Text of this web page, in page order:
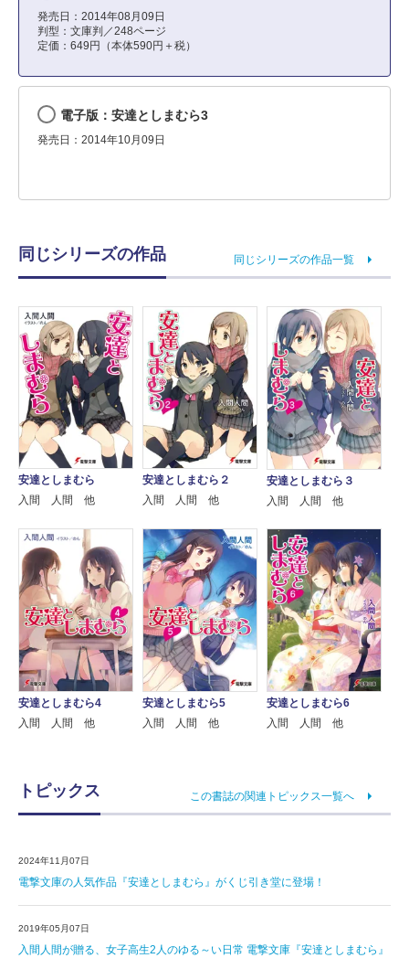
発売日：2014年08月09日
判型：文庫判／248ページ
定価：649円（本体590円＋税）
電子版：安達としまむら3
発売日：2014年10月09日
同じシリーズの作品 同じシリーズの作品一覧
安達としまむら
入間 人間 他
安達としまむら２
入間 人間 他
安達としまむら３
入間 人間 他
安達としまむら4
入間 人間 他
安達としまむら5
入間 人間 他
安達としまむら6
入間 人間 他
トピックス この書誌の関連トピックス一覧へ
2024年11月07日
電撃文庫の人気作品『安達としまむら』がくじ引き堂に登場！
2019年05月07日
入間人間が贈る、女子高生2人のゆる～い日常 電撃文庫『安達としまむら』